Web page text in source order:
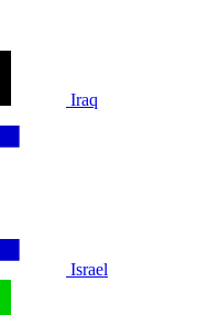
Iraq
Israel